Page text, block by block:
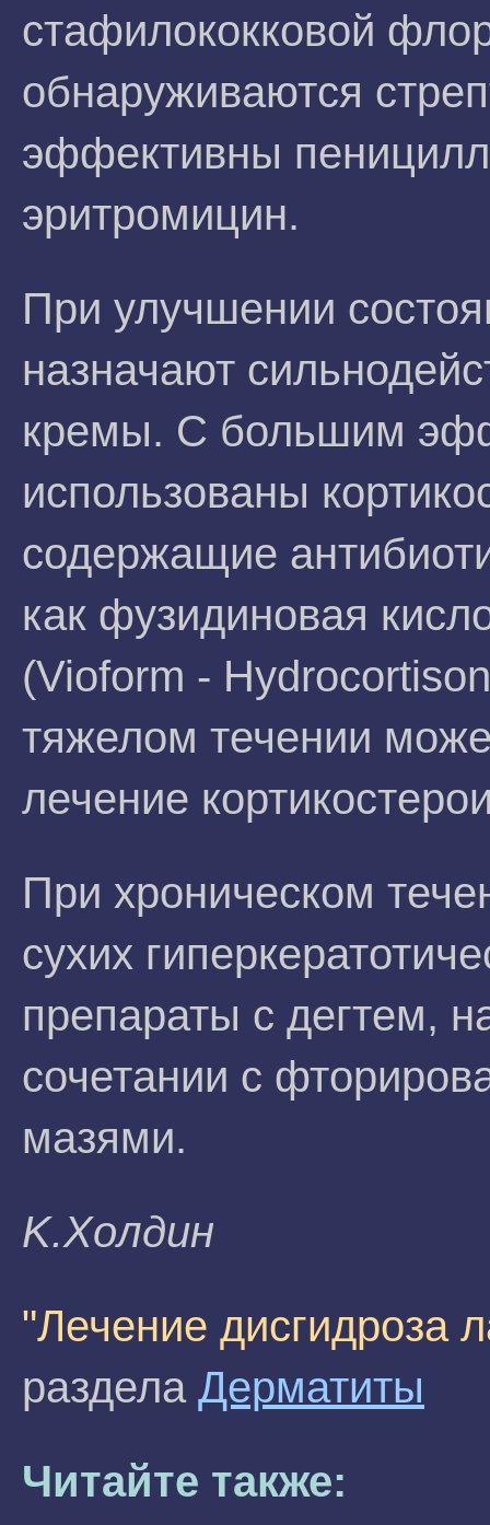
стафилококковой
обнаруживаются
эффективны
эритромицин.
При улучшении
назначают
кремы. С большим
использованы
содержащие
как фузидиновая
(Vioform -
тяжелом течении
лечение
При хроническом
сухих
препараты с дегтем,
сочетании с
мазями.
K.Xoлдин
"Лечение дисгидроза
раздела Дерматиты
Читайте также: